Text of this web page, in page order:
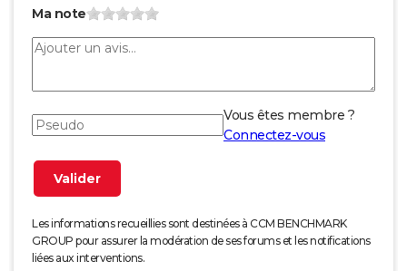
Ma note
Vous êtes membre ?
Connectez-vous
Les informations recueillies sont destinées à CCM BENCHMARK
GROUP pour assurer la modération de ses forums et les notifications
liées aux interventions.